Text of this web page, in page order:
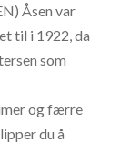
Åsen var
til i 1922, da
som
og færre
du å